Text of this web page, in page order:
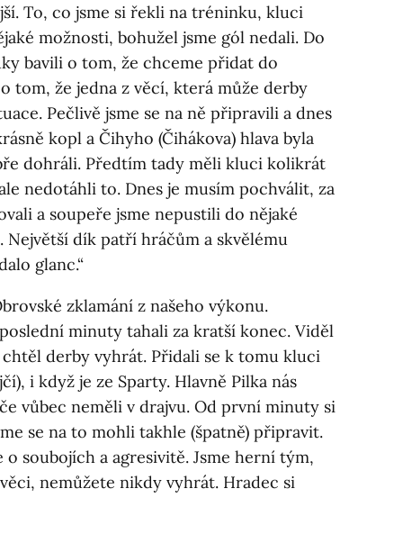
To, co jsme si řekli na tréninku, kluci
možnosti, bohužel jsme gól nedali. Do
bavili o tom, že chceme přidat do
tom, že jedna z věcí, která může derby
Pečlivě jsme se na ně připravili a dnes
kopl a Čihyho (Čihákova) hlava byla
dohráli. Předtím tady měli kluci kolikrát
nedotáhli to. Dnes je musím pochválit, za
a soupeře jsme nepustili do nějaké
Největší dík patří hráčům a skvělému
glanc.“
zklamání z našeho výkonu.
minuty tahali za kratší konec. Viděl
derby vyhrát. Přidali se k tomu kluci
i když je ze Sparty. Hlavně Pilka nás
vůbec neměli v drajvu. Od první minuty si
se na to mohli takhle (špatně) připravit.
soubojích a agresivitě. Jsme herní tým,
nemůžete nikdy vyhrát. Hradec si